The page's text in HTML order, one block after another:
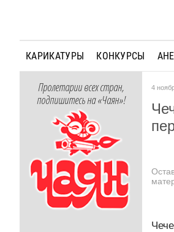
КАРИКАТУРЫ КОНКУРСЫ
Пролетарии всех стран,
подпишитесь на «Чаян»!
4